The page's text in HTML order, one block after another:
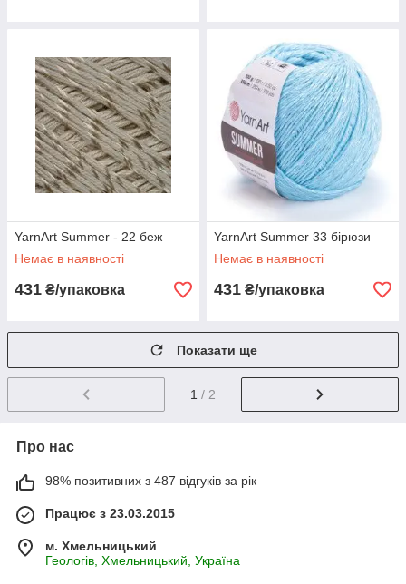
YarnArt Summer - 22 беж
Немає в наявності
431 ₴/упаковка
YarnArt Summer 33 бірюзи
Немає в наявності
431 ₴/упаковка
Показати ще
1 / 2
Про нас
98% позитивних з 487 відгуків за рік
Працює з 23.03.2015
м. Хмельницький
Геологів, Хмельницький, Україна